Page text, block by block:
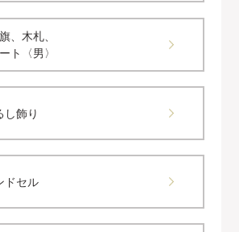
、木札、
ト〈男〉
し飾り
ドセル